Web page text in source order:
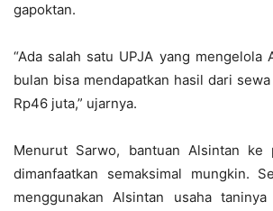
gapoktan.
“Ada salah satu UPJA yang mengelola
bulan bisa mendapatkan hasil dari
Rp46 juta,” ujarnya.
Menurut Sarwo, bantuan Alsintan ke
dimanfaatkan semaksimal mungkin.
menggunakan Alsintan usaha